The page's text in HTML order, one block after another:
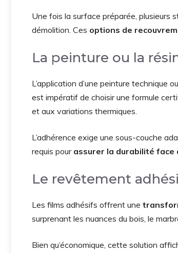
Une fois la surface préparée, plusieurs
démolition. Ces options de
La peinture ou la
L’application d’une peinture technique
est impératif de choisir une formule
et aux variations thermiques.
L’adhérence exige une sous-couche
requis pour assurer la durabilité face
Le revêtement
Les films adhésifs offrent une
surprenant les nuances du bois, le
Bien qu’économique, cette solution